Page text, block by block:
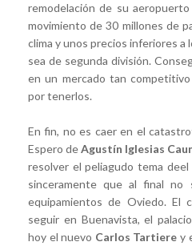
remodelación de su
movimiento de 30 millones de
clima y unos precios inferiores a
sea de segunda división.
en un mercado tan
por tenerlos.
En fin, no es caer en el
Espero deAgustín Iglesias
resolver el peliagudo tema
sinceramente que al final
equipamientos de Oviedo. El
seguir en Buenavista, el
hoy el nuevo Carlos Tartiere y